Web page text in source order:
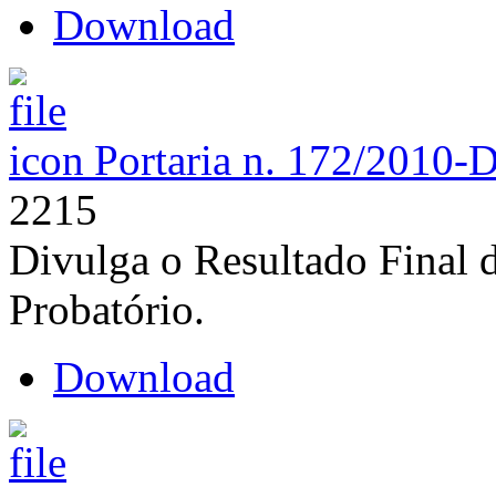
Download
Portaria n. 172/2010-
2215
Divulga o Resultado Final
Probatório.
Download